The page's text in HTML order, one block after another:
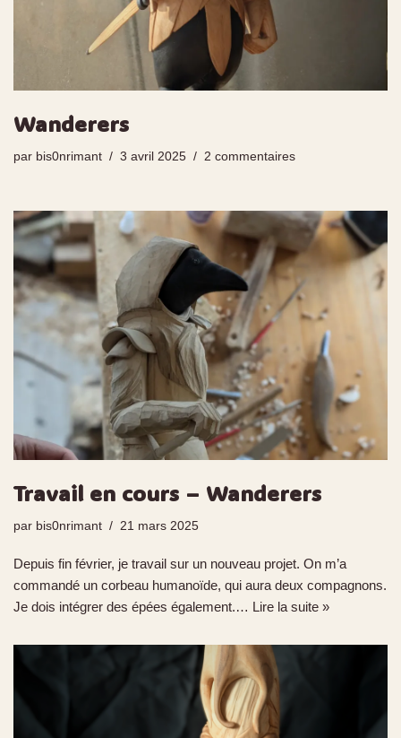
Wanderers
par bis0nrimant 3 avril 2025 2 commentaires
Travail en cours – Wanderers
par bis0nrimant 21 mars 2025
Depuis fin février, je travail sur un nouveau projet. On m’a
commandé un corbeau humanoïde, qui aura deux compagnons.
Je dois intégrer des épées également.… Lire la suite »